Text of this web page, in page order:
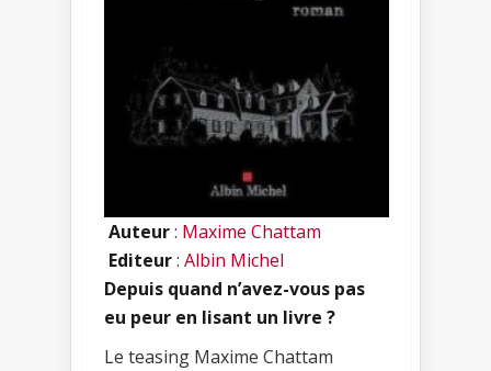
Auteur: Maxime Chattam
Editeur: Albin Michel
Depuis quand n’avez-vous pas
eu peur en lisant un livre ?
Le teasing Maxime Chattam